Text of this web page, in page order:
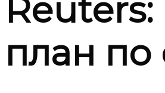
план